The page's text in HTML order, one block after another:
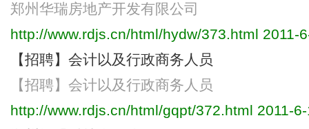
郑州华瑞房地产开发有限公司
http://www.rdjs.cn/html/hydw/373.html 2011-
【招聘】会计以及行政商务人员
【招聘】会计以及行政商务人员
http://www.rdjs.cn/html/gqpt/372.html 2011-